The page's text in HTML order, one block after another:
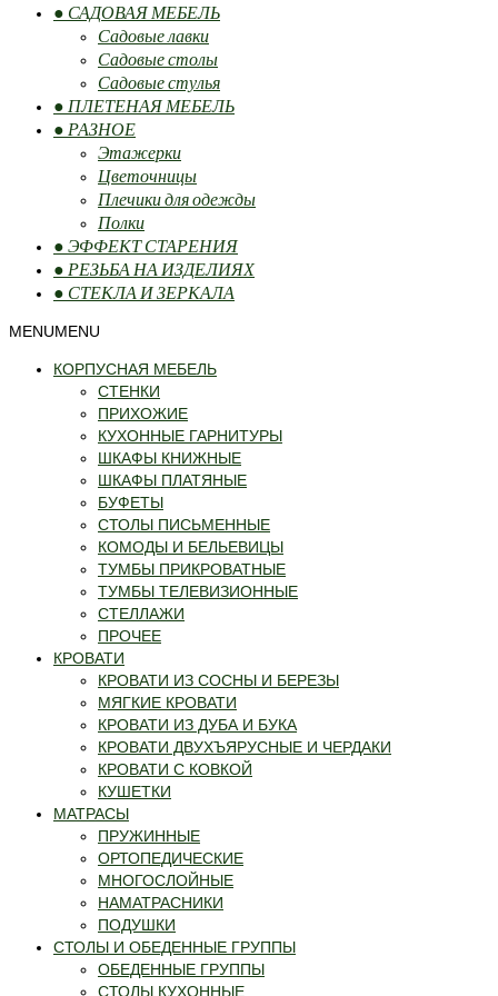
● САДОВАЯ МЕБЕЛЬ
Садовые лавки
Садовые столы
Садовые стулья
● ПЛЕТЕНАЯ МЕБЕЛЬ
● РАЗНОЕ
Этажерки
Цветочницы
Плечики для одежды
Полки
● ЭФФЕКТ СТАРЕНИЯ
● РЕЗЬБА НА ИЗДЕЛИЯХ
● СТЕКЛА И ЗЕРКАЛА
MENUMENU
КОРПУСНАЯ МЕБЕЛЬ
СТЕНКИ
ПРИХОЖИЕ
КУХОННЫЕ ГАРНИТУРЫ
ШКАФЫ КНИЖНЫЕ
ШКАФЫ ПЛАТЯНЫЕ
БУФЕТЫ
СТОЛЫ ПИСЬМЕННЫЕ
КОМОДЫ И БЕЛЬЕВИЦЫ
ТУМБЫ ПРИКРОВАТНЫЕ
ТУМБЫ ТЕЛЕВИЗИОННЫЕ
СТЕЛЛАЖИ
ПРОЧЕЕ
КРОВАТИ
КРОВАТИ ИЗ СОСНЫ И БЕРЕЗЫ
МЯГКИЕ КРОВАТИ
КРОВАТИ ИЗ ДУБА И БУКА
КРОВАТИ ДВУХЪЯРУСНЫЕ И ЧЕРДАКИ
КРОВАТИ С КОВКОЙ
КУШЕТКИ
МАТРАСЫ
ПРУЖИННЫЕ
ОРТОПЕДИЧЕСКИЕ
МНОГОСЛОЙНЫЕ
НАМАТРАСНИКИ
ПОДУШКИ
СТОЛЫ И ОБЕДЕННЫЕ ГРУППЫ
ОБЕДЕННЫЕ ГРУППЫ
СТОЛЫ КУХОННЫЕ